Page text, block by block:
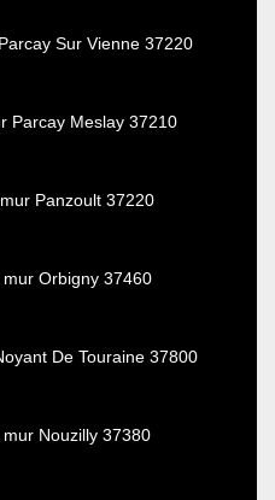
Sur Vienne 37220
Parcay Meslay 37210
Panzoult 37220
Orbigny 37460
De Touraine 37800
Nouzilly 37380